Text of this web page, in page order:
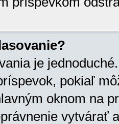
je
pokiaľ
oknom na
vytvárať